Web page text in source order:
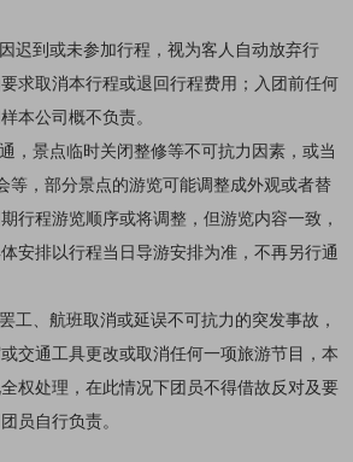
迟到或未参加行程，视为客人自动放弃行
求取消本行程或退回行程费用；入团前任何
本公司概不负责。
，景点临时关闭整修等不可抗力因素，或当
等，部分景点的游览可能调整成外观或者替
行程游览顺序或将调整，但游览内容一致，
安排以行程当日导游安排为准，不再另行通
工、航班取消或延误不可抗力的突发事故，
交通工具更改或取消任何一项旅游节目，本
权处理，在此情况下团员不得借故反对及要
员自行负责。